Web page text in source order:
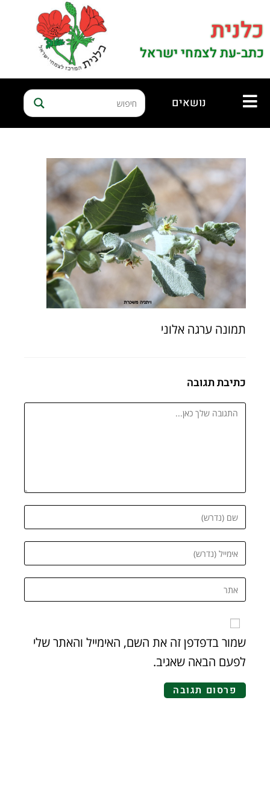
כלנית
כתב-עת לצמחי ישראל
נושאים
תמונה ערגה אלוני
כתיבת תגובה
שמור בדפדפן זה את השם, האימייל והאתר שלי
לפעם הבאה שאגיב.